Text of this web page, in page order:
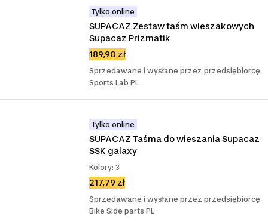
Tylko online
SUPACAZ Zestaw taśm wieszakowych
Supacaz Prizmatik
189,90 zł
Sprzedawane i wysłane przez przedsiębiorcę
Sports Lab PL
Tylko online
SUPACAZ Taśma do wieszania Supacaz
SSK galaxy
Kolory: 3
217,79 zł
Sprzedawane i wysłane przez przedsiębiorcę
Bike Side parts PL